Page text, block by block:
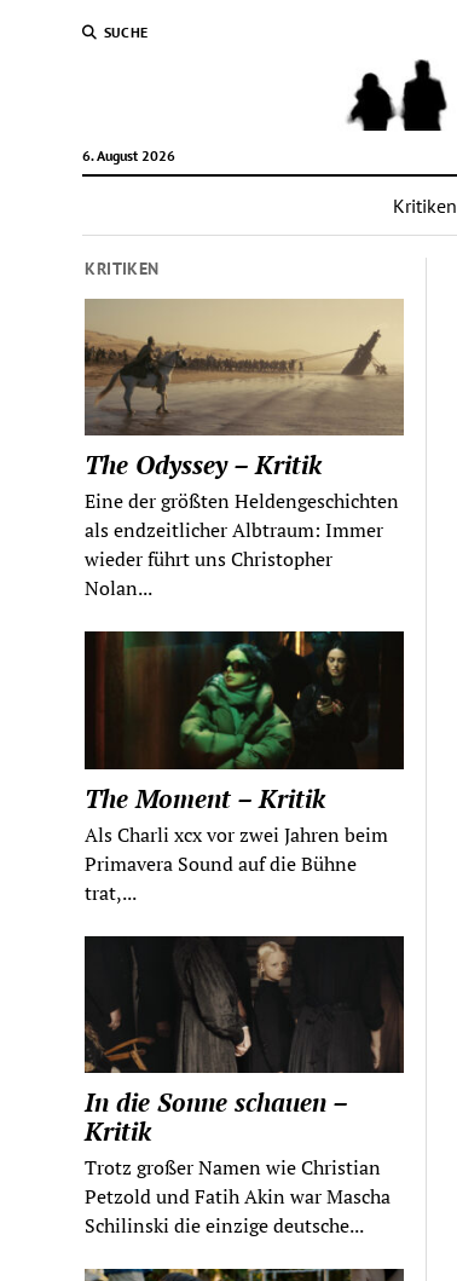
SUCHE
6. August 2026
Kritiken
KRITIKEN
The Odyssey – Kritik
Eine der größten Heldengeschichten
als endzeitlicher Albtraum: Immer
wieder führt uns Christopher
Nolan...
The Moment – Kritik
Als Charli xcx vor zwei Jahren beim
Primavera Sound auf die Bühne
trat,...
In die Sonne schauen –
Kritik
Trotz großer Namen wie Christian
Petzold und Fatih Akin war Mascha
Schilinski die einzige deutsche...